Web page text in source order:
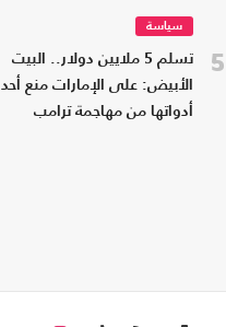
5
سياسة
تسلم 5 ملايين دولار.. البيت
الأبيض: على الإمارات منع أحد
أدواتها من مهاجمة ترامب